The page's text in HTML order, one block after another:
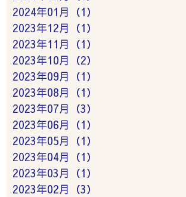
2024年01月（1）
2023年12月（1）
2023年11月（1）
2023年10月（2）
2023年09月（1）
2023年08月（1）
2023年07月（3）
2023年06月（1）
2023年05月（1）
2023年04月（1）
2023年03月（1）
2023年02月（3）